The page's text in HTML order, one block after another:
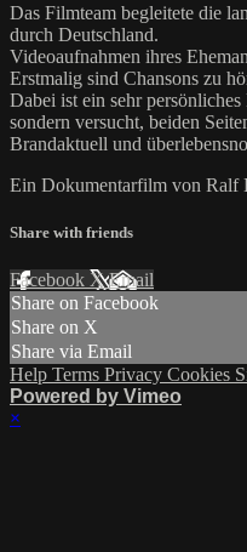
Das Filmteam begleitete die
durch Deutschland.
Videoaufnahmen ihres
Erstmalig sind Chansons zu
Dabei ist ein sehr
sondern versucht, beiden
Brandaktuell und
Ein Dokumentarfilm von Ralf
Share with friends
Facebook XEmail
Share on Facebook
Share on X
Share via Email
Help Terms Privacy Cookies
Powered by Vimeo
×